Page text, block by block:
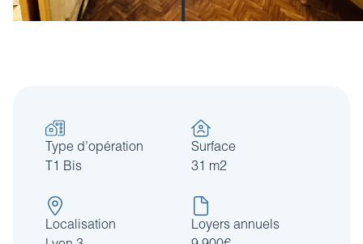
Type d’opération
T1 Bis
Surface
31 m2
Localisation
Loyers annuels